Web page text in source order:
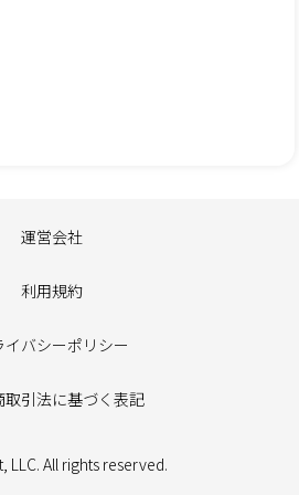
運営会社
利用規約
イバシーポリシー
取引法に基づく表記
LLC. All rights reserved.